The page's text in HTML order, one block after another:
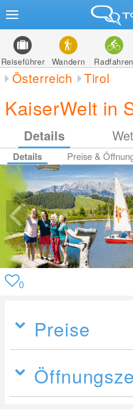
Reiseführer Wandern Radfahren
Österreich Tirol
KaiserWelt in
Details
Details Preise &
0
Preise